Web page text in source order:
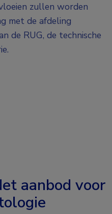
zullen worden
met de afdeling
de RUG, de technische
aanbod voor